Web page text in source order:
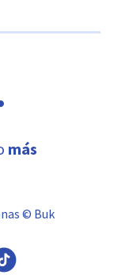
más
© Buk